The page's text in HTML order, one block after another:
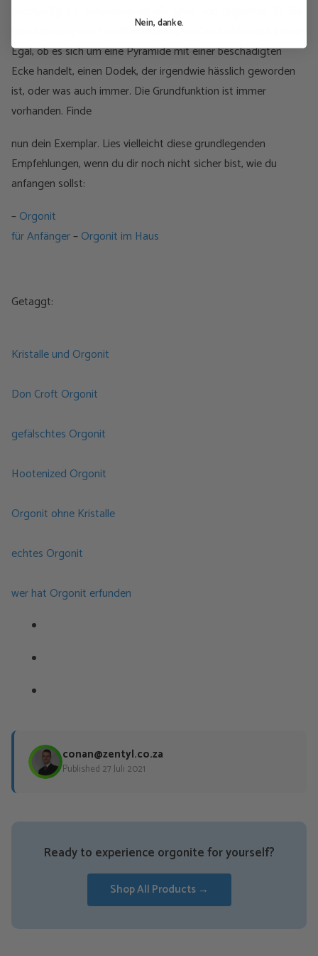
Beschenkung von Mobilfunkmasten, und es funktioniert immer.
Egal, ob es sich um eine Pyramide mit einer beschädigten
Ecke handelt, einen Dodek, der irgendwie hässlich geworden
ist, oder was auch immer. Die Grundfunktion ist immer
vorhanden. Finde
nun dein Exemplar. Lies vielleicht diese grundlegenden
Empfehlungen, wenn du dir noch nicht sicher bist, wie du
anfangen sollst:
–Orgonit
für Anfänger–Orgonit im Haus
Getaggt:
Kristalle und Orgonit
Don Croft Orgonit
gefälschtes Orgonit
Hootenized Orgonit
Orgonit ohne Kristalle
echtes Orgonit
wer hat Orgonit erfunden
conan@zentyl.co.za
Published 27 Juli 2021
Ready to experience orgonite for yourself?
Shop All Products →
Nein, danke.